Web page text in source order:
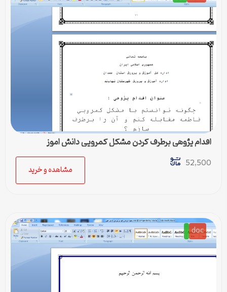
اقدام پژوهی برطرف کردن مشکل کمرویی دانش اموز
52,500
مشاهده و خرید
doc